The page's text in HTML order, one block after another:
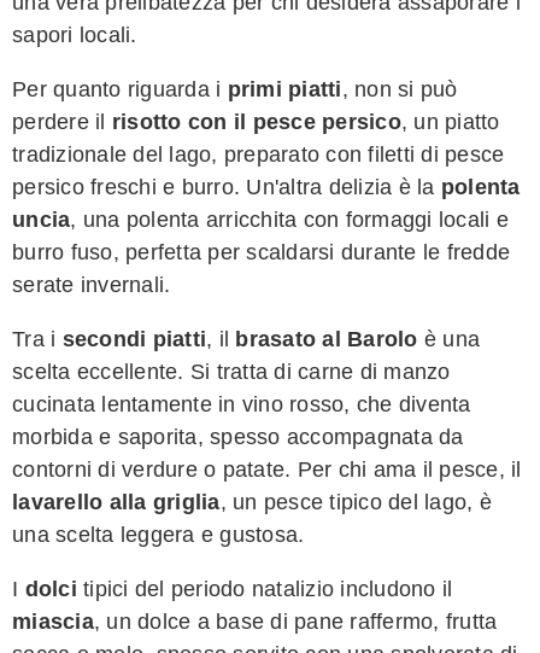
sapori locali.
Per quanto riguarda i primi piatti, non si può
perdere il risotto con il pesce persico, un piatto
tradizionale del lago, preparato con filetti di pesce
persico freschi e burro. Un'altra delizia è la polenta
uncia, una polenta arricchita con formaggi locali e
burro fuso, perfetta per scaldarsi durante le fredde
serate invernali.
Tra i secondi piatti, il brasato al Barolo è una
scelta eccellente. Si tratta di carne di manzo
cucinata lentamente in vino rosso, che diventa
morbida e saporita, spesso accompagnata da
contorni di verdure o patate. Per chi ama il pesce, il
lavarello alla griglia, un pesce tipico del lago, è
una scelta leggera e gustosa.
I dolci tipici del periodo natalizio includono il
miascia, un dolce a base di pane raffermo, frutta